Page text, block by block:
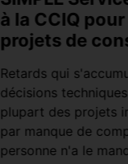
à la CCIQ
projets de
Retards qui
décisions
plupart des projets
par manque de
personne n'a le